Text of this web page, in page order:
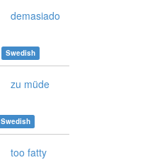
demasiado
Swedish
zu müde
Swedish
too fatty